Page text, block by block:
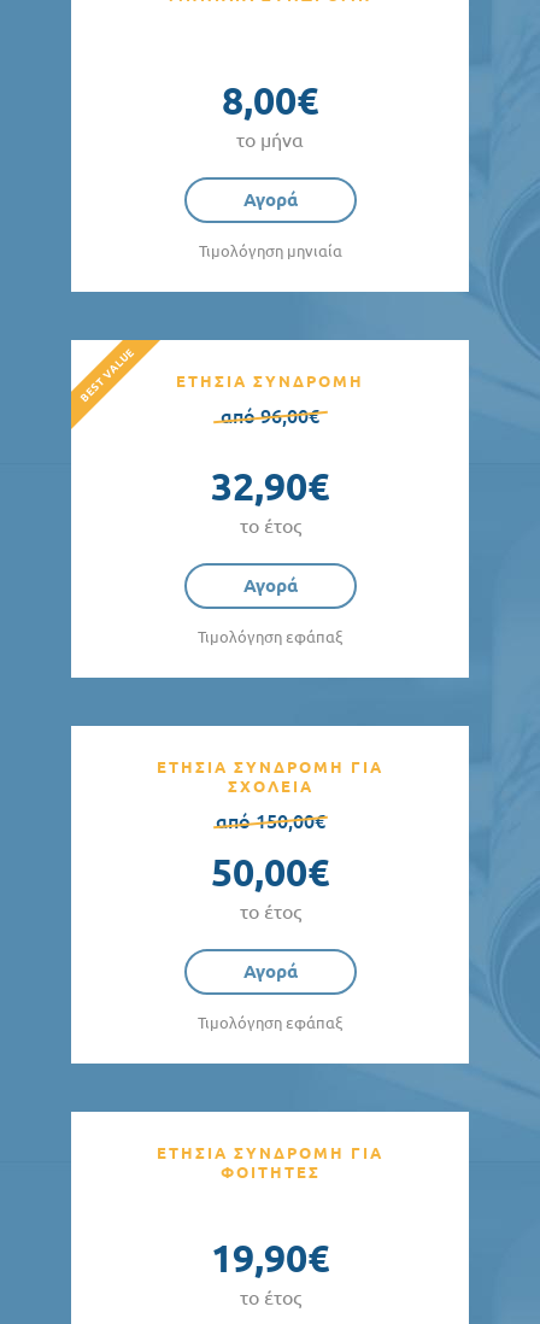
8,00€
το μήνα
Αγορά
Τιμολόγηση μηνιαία
ΕΤΗΣΙΑ ΣΥΝΔΡΟΜΗ
από 96,00€
32,90€
το έτος
Αγορά
Τιμολόγηση εφάπαξ
ΕΤΗΣΙΑ ΣΥΝΔΡΟΜΗ ΓΙΑ
ΣΧΟΛΕΙΑ
από 150,00€
50,00€
το έτος
Αγορά
Τιμολόγηση εφάπαξ
ΕΤΗΣΙΑ ΣΥΝΔΡΟΜΗ ΓΙΑ
ΦΟΙΤΗΤΕΣ
19,90€
το έτος